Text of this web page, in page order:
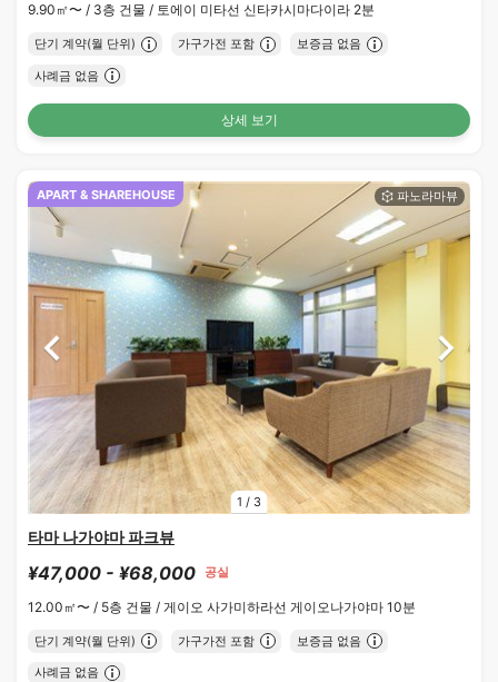
9.90㎡〜 / 3층 건물 / 토에이 미타선 신타카시마다이라 2분
단기 계약(월 단위) 가구가전 포함 보증금 없음
사례금 없음
상세 보기
1 / 3
APART & SHAREHOUSE
타마 나가야마 파크뷰
¥47,000 - ¥68,000 공실
12.00㎡〜 / 5층 건물 / 게이오 사가미하라선 게이오나가야마 10분
단기 계약(월 단위) 가구가전 포함 보증금 없음
사례금 없음